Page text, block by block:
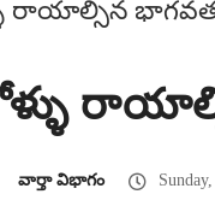
వార్తా విభాగం